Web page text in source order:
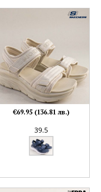
39.5
€69.95 (136.81 лв.)